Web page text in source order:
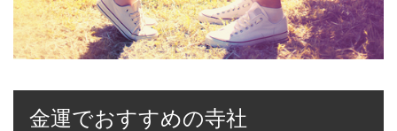
金運でおすすめの寺社